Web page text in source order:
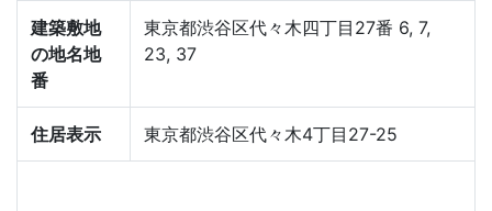
建築敷地
の地名地
番
東京都渋谷区代々木四丁目27番 6, 7,
23, 37
住居表示 東京都渋谷区代々木4丁目27-25